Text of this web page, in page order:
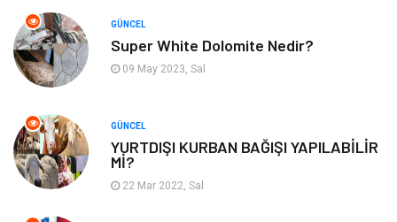
Aksesuar
Tarım & Hayvancılık
GÜNCEL
Super White Dolomite Nedir?
09 May 2023, Sal
GÜNCEL
YURTDIŞI KURBAN BAĞIŞI YAPILABİLİR
Mİ?
22 Mar 2022, Sal